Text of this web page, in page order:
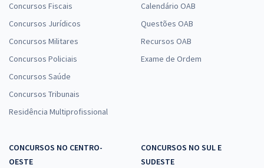
Concursos Fiscais
Concursos Jurídicos
Concursos Militares
Concursos Policiais
Concursos Saúde
Concursos Tribunais
Residência Multiprofissional
Calendário OAB
Questões OAB
Recursos OAB
Exame de Ordem
CONCURSOS NO CENTRO-
OESTE
CONCURSOS NO SUL E
SUDESTE